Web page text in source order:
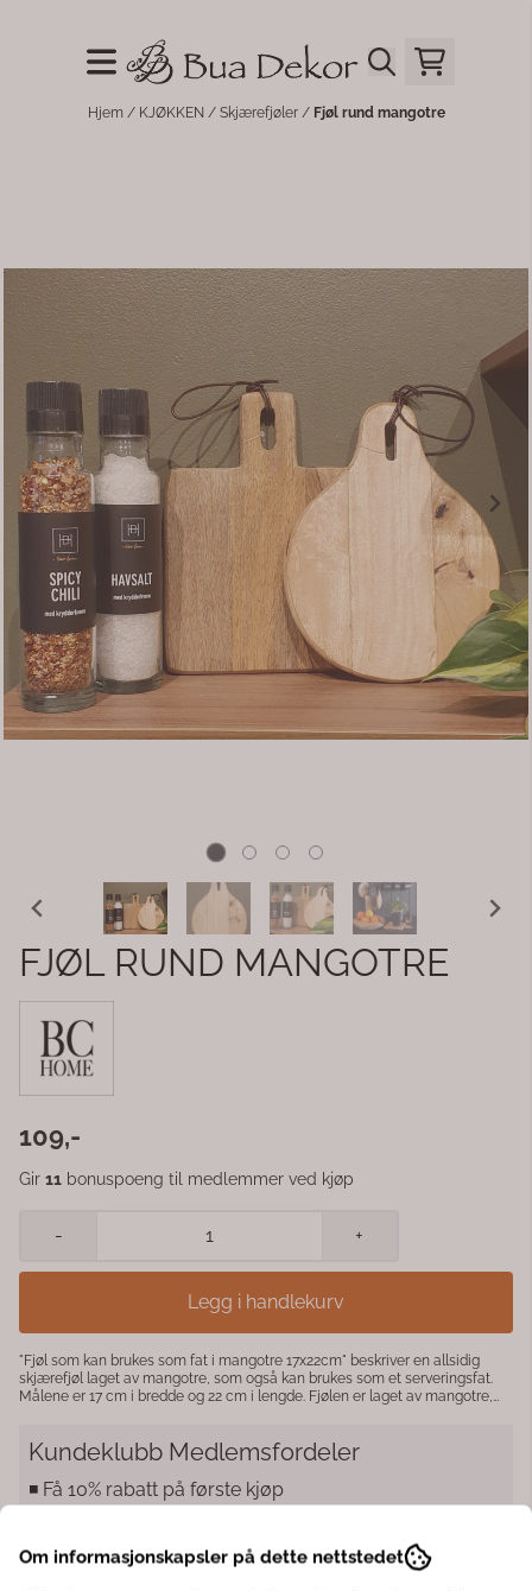
Hopp til innhold
Hjem / KJØKKEN / Skjærefjøler / Fjøl rund mangotre
FJØL RUND MANGOTRE
109,-
Gir 11 bonuspoeng til medlemmer ved kjøp
- +
Legg i handlekurv
"Fjøl som kan brukes som fat i mangotre 17x22cm" beskriver en allsidig
skjærefjøl laget av mangotre, som også kan brukes som et serveringsfat.
Målene er 17 cm i bredde og 22 cm i lengde. Fjølen er laget av mangotre,
en fin borddekoreringsdetalj. Den naturlige trestrukturen gir et rustikt og
Kundeklubb Medlemsfordeler
◾️ Få 10% rabatt på første kjøp
◾️ Eksklusive tilbud til klubbmedlemmer
◾️ Samle bonuspoeng hver gang du handler
Om informasjonskapsler på dette nettstedet